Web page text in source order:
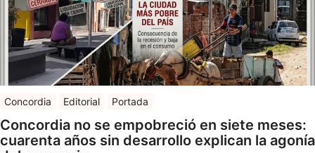
Concordia Editorial Portada
Concordia no se empobreció en siete meses:
cuarenta años sin desarrollo explican la agonía